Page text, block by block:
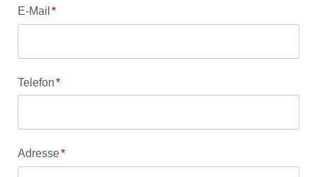
Pflichtfeld
E-Mail*
Pflichtfeld
Telefon*
Pflichtfeld
Adresse*